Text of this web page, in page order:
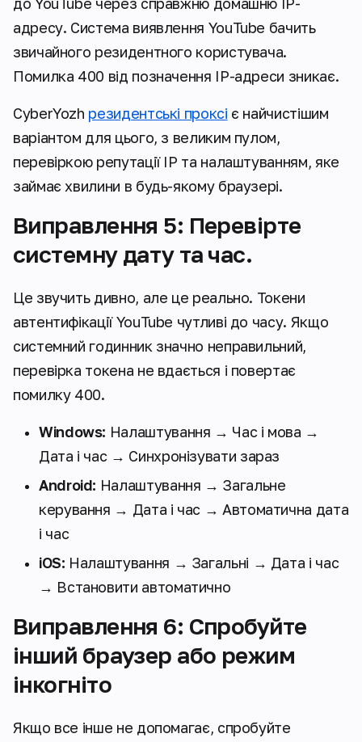
адресу. Система виявлення YouTube бачить
звичайного резидентного користувача.
Помилка 400 від позначення IP-адреси зникає.
CyberYozh резидентські проксі є найчистішим
варіантом для цього, з великим пулом,
перевіркою репутації IP та налаштуванням, яке
займає хвилини в будь-якому браузері.
Виправлення 5: Перевірте
системну дату та час.
Це звучить дивно, але це реально. Токени
автентифікації YouTube чутливі до часу. Якщо
системний годинник значно неправильний,
перевірка токена не вдається і повертає
помилку 400.
Windows: Налаштування → Час і мова →
Дата і час → Синхронізувати зараз
Android: Налаштування → Загальне
керування → Дата і час → Автоматична дата
і час
iOS: Налаштування → Загальні → Дата і час
→ Встановити автоматично
Виправлення 6: Спробуйте
інший браузер або режим
інкогніто
Якщо все інше не допомагає, спробуйте